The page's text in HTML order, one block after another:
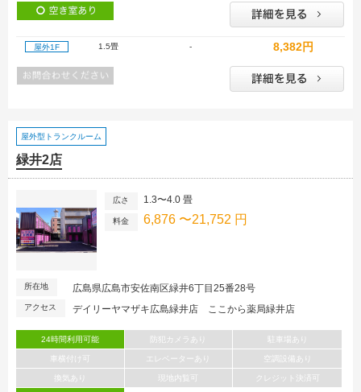
屋外1F 1.5畳 - 8,382円
屋外型トランクルーム
緑井2店
広さ 1.3〜4.0 畳
料金 6,876 〜21,752 円
所在地 広島県広島市安佐南区緑井6丁目25番28号
アクセス デイリーヤマザキ広島緑井店 ここから薬局緑井店
24時間利用可能 防犯カメラあり 駐車場あり
車横付け可 エレベーターあり 空調設備あり
換気あり 現地内覧可 クレジット決済可